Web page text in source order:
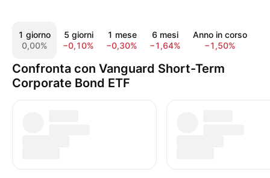
1 giorno
0,00%
5 giorni
−0,10%
1 mese
−0,30%
6 mesi
−1,64%
Anno in corso
−1,50%
Confronta con Vanguard Short-Term
Corporate Bond ETF